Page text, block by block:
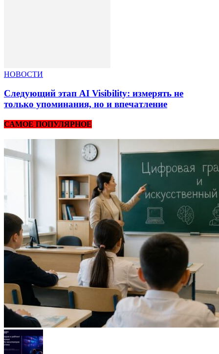
НОВОСТИ
Следующий этап AI Visibility: измерять не
только упоминания, но и впечатление
САМОЕ ПОПУЛЯРНОЕ